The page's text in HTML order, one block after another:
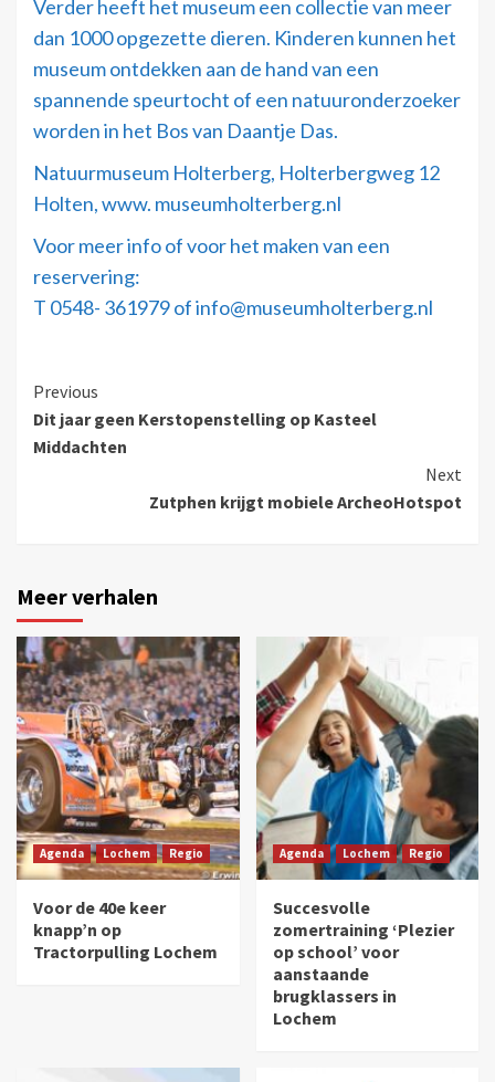
Verder heeft het museum een collectie van meer
dan 1000 opgezette dieren. Kinderen kunnen het
museum ontdekken aan de hand van een
spannende speurtocht of een natuuronderzoeker
worden in het Bos van Daantje Das.
Natuurmuseum Holterberg, Holterbergweg 12
Holten, www. museumholterberg.nl
Voor meer info of voor het maken van een
reservering:
T 0548- 361979 of info@museumholterberg.nl
Previous
Dit jaar geen Kerstopenstelling op Kasteel
Middachten
Next
Zutphen krijgt mobiele ArcheoHotspot
Meer verhalen
Agenda Lochem Regio
Voor de 40e keer
knapp’n op
Tractorpulling Lochem
Agenda Lochem Regio
Succesvolle
zomertraining ‘Plezier
op school’ voor
aanstaande
brugklassers in
Lochem